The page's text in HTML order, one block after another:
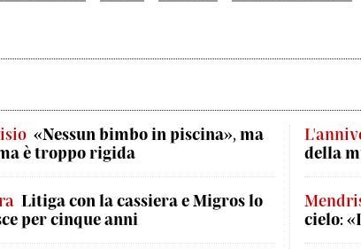
«Nessun bimbo in piscina», ma
è troppo rigida
Litiga con la cassiera e Migros lo
per cinque anni
della
cielo: